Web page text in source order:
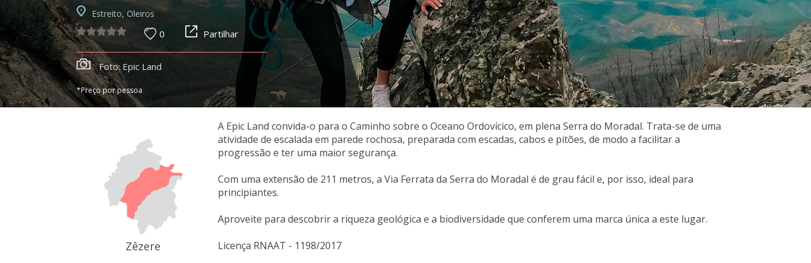
Estreito, Oleiros
0 Partilhar
Foto: Epic Land
*Preço por pessoa
Zêzere
A Epic Land convida-o para o Caminho sobre o Oceano Ordovícico, em plena Serra do Moradal. Trata-se de uma
atividade de escalada em parede rochosa, preparada com escadas, cabos e pitões, de modo a facilitar a
progressão e ter uma maior segurança.
Com uma extensão de 211 metros, a Via Ferrata da Serra do Moradal é de grau fácil e, por isso, ideal para
principiantes.
Aproveite para descobrir a riqueza geológica e a biodiversidade que conferem uma marca única a este lugar.
Licença RNAAT - 1198/2017